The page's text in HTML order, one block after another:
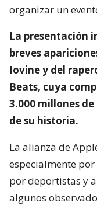
organizar un
La presentación
breves
Iovine y del
Beats, cuya
3.000 millones
de su historia.
La alianza de
especialmente
por deportistas y
algunos